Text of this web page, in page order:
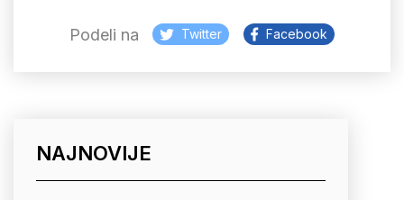
Podeli na Twitter Facebook
NAJNOVIJE